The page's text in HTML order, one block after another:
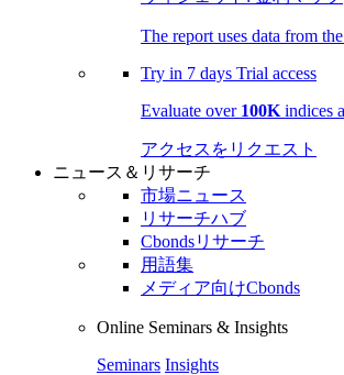
The report uses data from
Try in 7 days Trial access
Evaluate over 100K indices
アクセスをリクエスト
ニュース＆リサーチ
市場ニュース
リサーチハブ
Cbondsリサーチ
用語集
メディア向けCbonds
Online Seminars & Insights
Seminars Insights